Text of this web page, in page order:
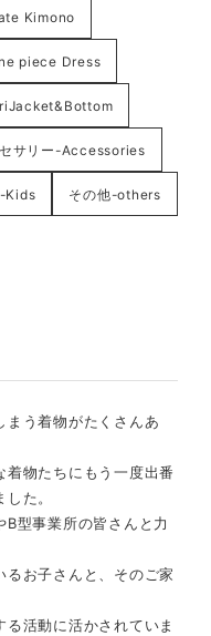
Kimono
piece Dress
サリー-Accessories
Kids その他-others
まう着物がたくさんあ
着物たちにもう一度出番
た。
型事業所の皆さんと力
お子さんと、そのご家
活動に活かされていま